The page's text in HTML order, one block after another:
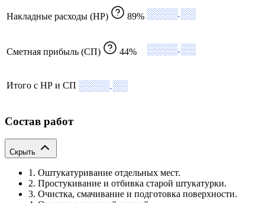
Накладные расходы (НР) 89% ░░░░.░░
Сметная прибыль (СП) 44% ░░░░.░░
Итого с НР и СП ░░░░.░░
Состав работ
Скрыть
1. Оштукатуривание отдельных мест.
2. Простукивание и отбивка старой штукатурки.
3. Очистка, смачивание и подготовка поверхности.